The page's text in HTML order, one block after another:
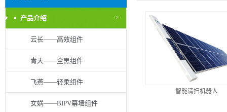
产品介绍
云长——高效组件
青天——全黑组件
飞燕——轻柔组件
女娲——BIPV幕墙组件
智能清扫机器人